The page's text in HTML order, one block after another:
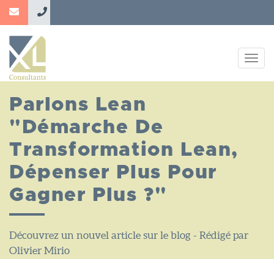
Aller
principal
Parlons Lean
"Démarche De
Transformation Lean,
Dépenser Plus Pour
Gagner Plus ?"
Découvrez un nouvel article sur le blog - Rédigé par
Olivier Mirio